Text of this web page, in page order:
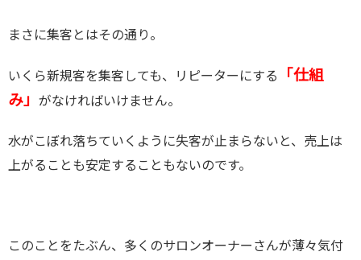
まさに集客とはその通り。
いくら新規客を集客しても、リピーターにする
「仕組
み」 がなければいけません。
水がこぼれ落ちていくように失客が止まらないと、売上は
上がることも安定することもないのです。
このことをたぶん、多くのサロンオーナーさんが薄々気付